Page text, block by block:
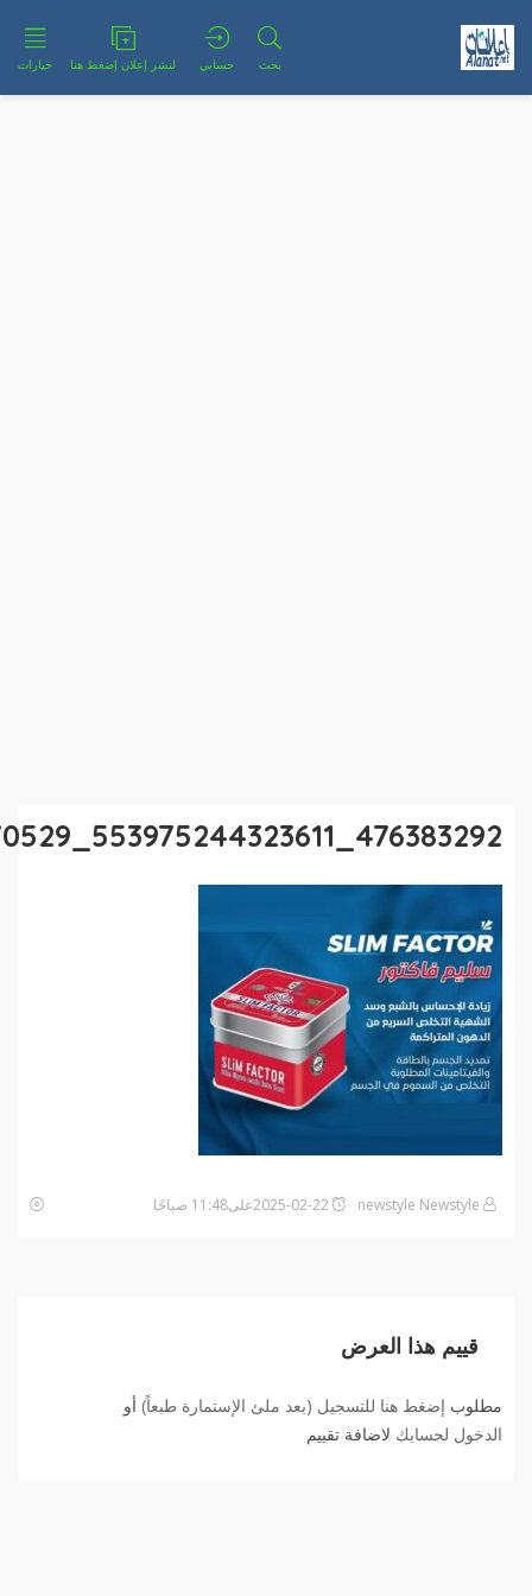
بحث حسابي لنشر إعلان إضغط هنا خيارات
476383292_553975244323611_3635439160771570529_n
قييم هذا العرض
مطلوب إضغط هنا للتسجيل (بعد ملئ الإستمارة طبعاً) أو
الدخول لحسابك لاضافة تقييم